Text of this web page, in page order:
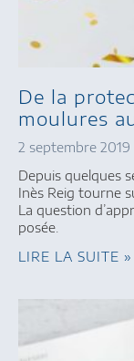
De la
moulures
2 septembre 2019
Depuis quelques
Inès Reig tourne
La question
posée.
LIRE LA SUITE »